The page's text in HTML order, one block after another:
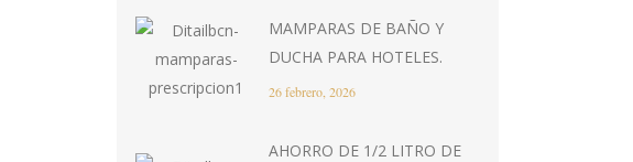
MAMPARAS DE BAÑO Y
DUCHA PARA HOTELES.
26 febrero, 2026
AHORRO DE 1/2 LITRO DE